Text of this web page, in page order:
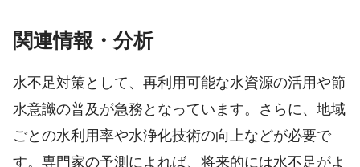
関連情報・分析
水不足対策として、再利用可能な水資源の活用や節
水意識の普及が急務となっています。さらに、地域
ごとの水利用率や水浄化技術の向上などが必要で
す。専門家の予測によれば、将来的には水不足がよ